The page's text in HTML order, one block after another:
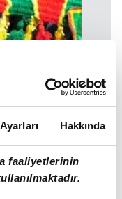
Hakkında
faaliyetlerinin